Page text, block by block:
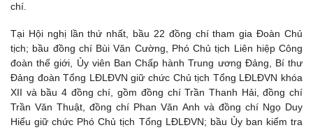
chí.
Tại Hội nghị lần thứ nhất, bầu 22 đồng chí tham gia Đoàn Chủ
tịch; bầu đồng chí Bùi Văn Cường, Phó Chủ tịch Liên hiệp Công
đoàn thế giới, Ủy viên Ban Chấp hành Trung ương Đảng, Bí thư
Đảng đoàn Tổng LĐLĐVN giữ chức Chủ tịch Tổng LĐLĐVN khóa
XII và bầu 4 đồng chí, gồm đồng chí Trần Thanh Hải, đồng chí
Trần Văn Thuật, đồng chí Phan Văn Anh và đồng chí Ngọ Duy
Hiểu giữ chức Phó Chủ tịch Tổng LĐLĐVN; bầu Ủy ban kiểm tra